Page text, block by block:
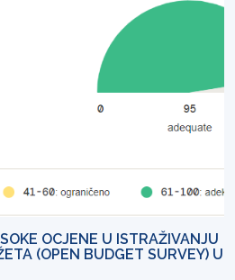
OCJENE U ISTRAŽIVANJU
(OPEN BUDGET SURVEY) U